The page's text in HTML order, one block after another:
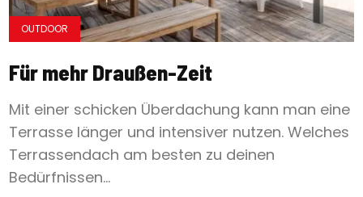
OUTDOOR
Für mehr Draußen-Zeit
Mit einer schicken Überdachung kann man eine
Terrasse länger und intensiver nutzen. Welches
Terrassendach am besten zu deinen
Bedürfnissen...